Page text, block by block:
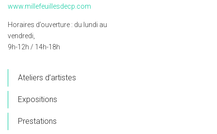
www.millefeuillesdecp.com
Horaires d’ouverture : du lundi au
vendredi,
9h-12h / 14h-18h
Ateliers d’artistes
Expositions
Prestations